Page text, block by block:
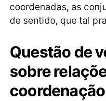
coordenadas, as
de sentido, que tal
Questão de
sobre
coordenação